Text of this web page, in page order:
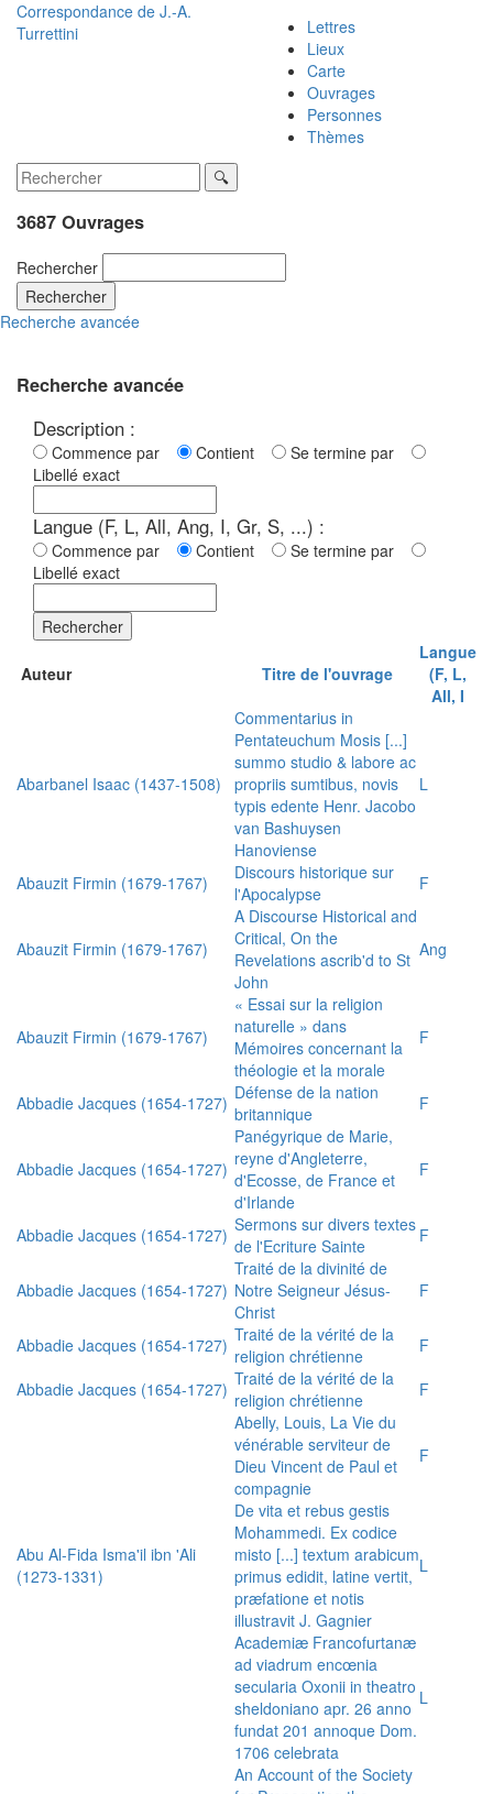
Correspondance de J.-A.
Turrettini
Lettres
Lieux
Carte
Ouvrages
Personnes
Thèmes
3687 Ouvrages
Rechercher
Rechercher
Recherche avancée
Recherche avancée
Description :
Commence par Contient
Se termine par
Libellé exact
Langue (F, L, All, Ang, I, Gr, S, ...) :
Commence par Contient
Se termine par
Libellé exact
Rechercher
Auteur Titre de l'ouvrage
Langue
(F, L,
All, I
Abarbanel Isaac (1437-1508)
Commentarius in
Pentateuchum Mosis [...]
summo studio & labore ac
propriis sumtibus, novis
typis edente Henr. Jacobo
van Bashuysen
Hanoviense
L
Abauzit Firmin (1679-1767)
Discours historique sur
l'Apocalypse
F
Abauzit Firmin (1679-1767)
A Discourse Historical and
Critical, On the
Revelations ascrib'd to St
John
Ang
Abauzit Firmin (1679-1767)
« Essai sur la religion
naturelle » dans
Mémoires concernant la
théologie et la morale
F
Abbadie Jacques (1654-1727) Défense de la nation
britannique
F
Abbadie Jacques (1654-1727)
Panégyrique de Marie,
reyne d'Angleterre,
d'Ecosse, de France et
d'Irlande
F
Abbadie Jacques (1654-1727) Sermons sur divers textes
de l'Ecriture Sainte
F
Abbadie Jacques (1654-1727)
Traité de la divinité de
Notre Seigneur Jésus-
Christ
F
Abbadie Jacques (1654-1727) Traité de la vérité de la
religion chrétienne
F
Abbadie Jacques (1654-1727) Traité de la vérité de la
religion chrétienne
F
Abelly, Louis, La Vie du
vénérable serviteur de
Dieu Vincent de Paul et
compagnie
F
Abu Al-Fida Isma'il ibn 'Ali
(1273-1331)
De vita et rebus gestis
Mohammedi. Ex codice
misto [...] textum arabicum
primus edidit, latine vertit,
præfatione et notis
illustravit J. Gagnier
L
Academiæ Francofurtanæ
ad viadrum encœnia
secularia Oxonii in theatro
sheldoniano apr. 26 anno
fundat 201 annoque Dom.
1706 celebrata
L
An Account of the Society